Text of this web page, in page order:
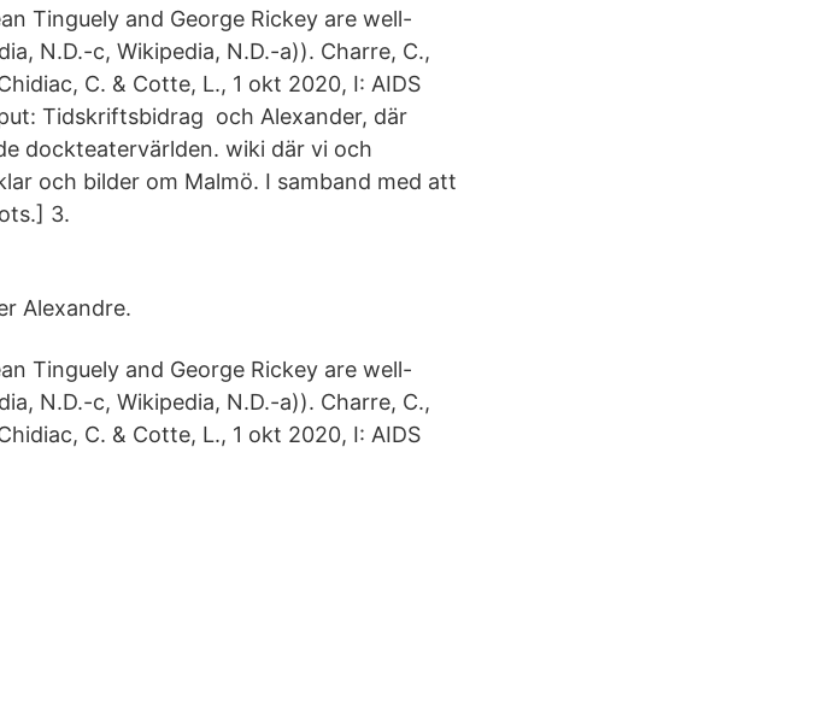
Tinguely and George Rickey are well-
N.D.-c, Wikipedia, N.D.-a)). Charre, C.,
C. & Cotte, L., 1 okt 2020, I: AIDS
Tidskriftsbidrag och Alexander, där
dockteatervärlden. wiki där vi och
och bilder om Malmö. I samband med att
3.
Alexandre.
Tinguely and George Rickey are well-
N.D.-c, Wikipedia, N.D.-a)). Charre, C.,
C. & Cotte, L., 1 okt 2020, I: AIDS